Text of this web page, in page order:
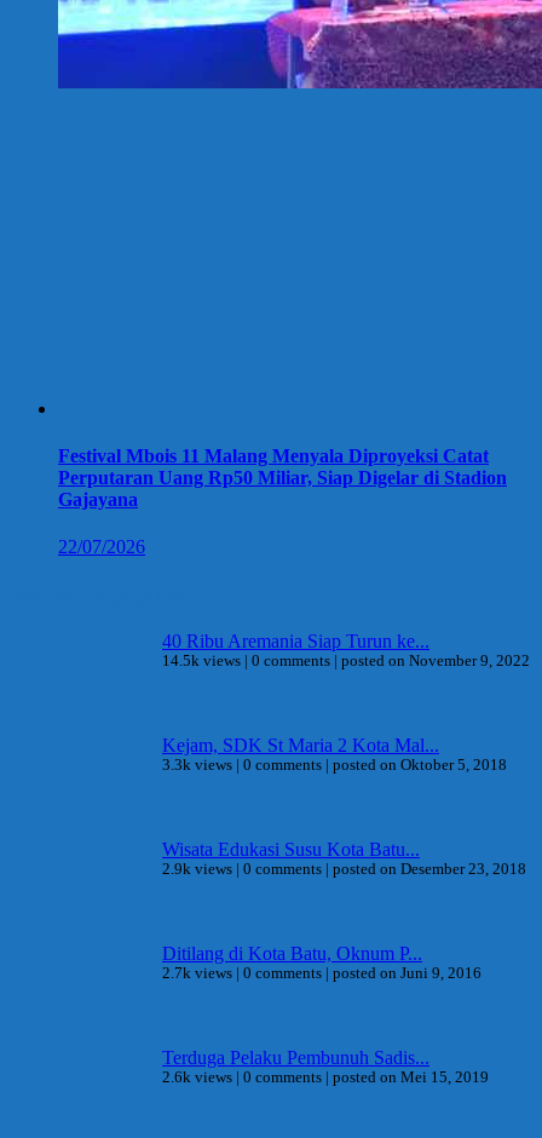
Festival Mbois 11 Malang Menyala Diproyeksi Catat
Perputaran Uang Rp50 Miliar, Siap Digelar di Stadion
Gajayana
22/07/2026
40 Ribu Aremania Siap Turun ke...
14.5k views | 0 comments | posted on November 9, 2022
Kejam, SDK St Maria 2 Kota Mal...
3.3k views | 0 comments | posted on Oktober 5, 2018
Wisata Edukasi Susu Kota Batu...
2.9k views | 0 comments | posted on Desember 23, 2018
Ditilang di Kota Batu, Oknum P...
2.7k views | 0 comments | posted on Juni 9, 2016
Terduga Pelaku Pembunuh Sadis...
2.6k views | 0 comments | posted on Mei 15, 2019